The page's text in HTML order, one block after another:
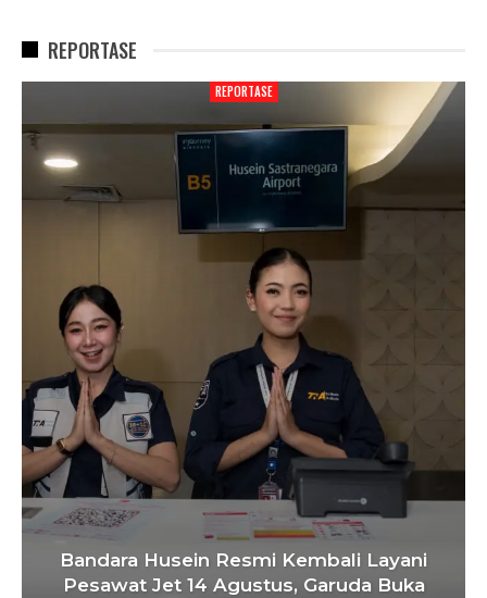
REPORTASE
REPORTASE
Bandara Husein Resmi Kembali Layani
Pesawat Jet 14 Agustus, Garuda Buka